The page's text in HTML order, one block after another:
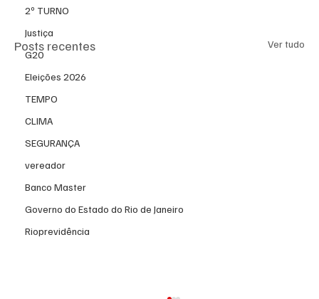
2º TURNO
Justiça
G20
Eleições 2026
TEMPO
CLIMA
SEGURANÇA
vereador
Banco Master
Governo do Estado do Rio de Janeiro
Rioprevidência
Posts recentes Ver tudo